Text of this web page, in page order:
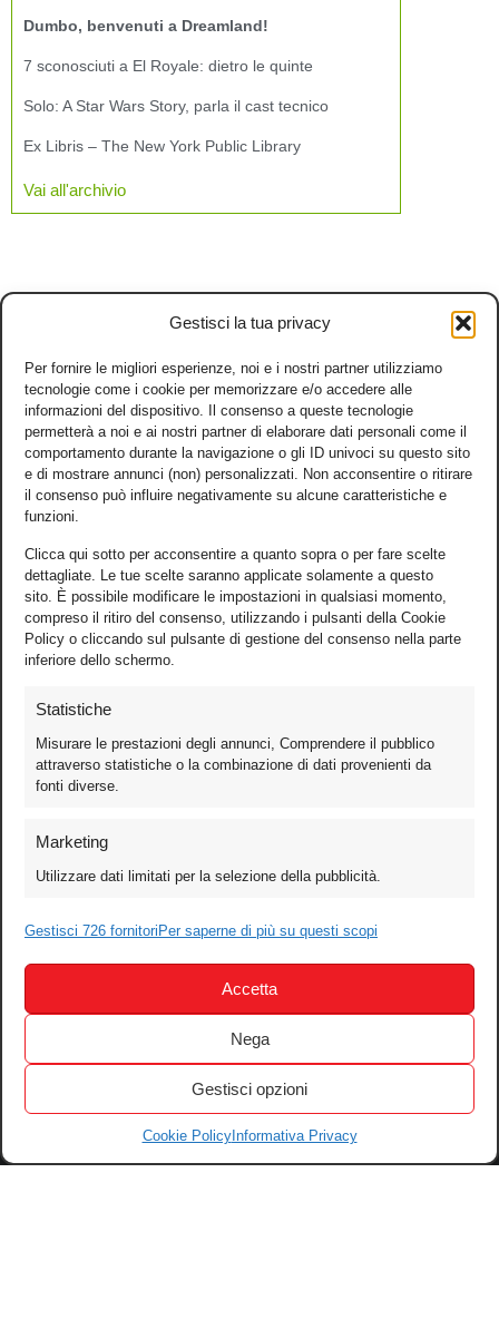
Gestisci la tua privacy
Per fornire le migliori esperienze, noi e i nostri partner utilizziamo
tecnologie come i cookie per memorizzare e/o accedere alle
informazioni del dispositivo. Il consenso a queste tecnologie
permetterà a noi e ai nostri partner di elaborare dati personali come il
comportamento durante la navigazione o gli ID univoci su questo sito
e di mostrare annunci (non) personalizzati. Non acconsentire o ritirare
il consenso può influire negativamente su alcune caratteristiche e
funzioni.
Clicca qui sotto per acconsentire a quanto sopra o per fare scelte
dettagliate. Le tue scelte saranno applicate solamente a questo
sito. È possibile modificare le impostazioni in qualsiasi momento,
compreso il ritiro del consenso, utilizzando i pulsanti della Cookie
Policy o cliccando sul pulsante di gestione del consenso nella parte
inferiore dello schermo.
Statistiche
Misurare le prestazioni degli annunci, Comprendere il pubblico
attraverso statistiche o la combinazione di dati provenienti da
fonti diverse.
Marketing
Utilizzare dati limitati per la selezione della pubblicità.
Gestisci 726 fornitori Per saperne di più su questi scopi
Accetta
Nega
Gestisci opzioni
Cookie PolicyInformativa Privacy
Dumbo, benvenuti a Dreamland!
7 sconosciuti a El Royale: dietro le quinte
Solo: A Star Wars Story, parla il cast tecnico
Ex Libris – The New York Public Library
Vai all'archivio
Games
Test
Audio
Festival & Concorsi
Iscriviti alla newsletter